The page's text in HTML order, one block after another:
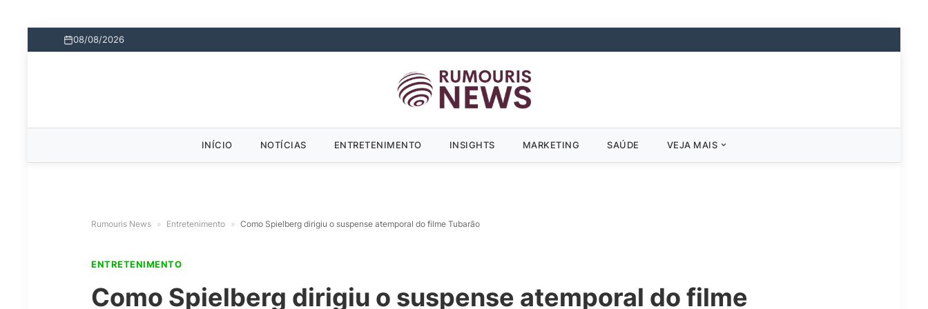
08/08/2026
INÍCIO NOTÍCIAS ENTRETENIMENTO INSIGHTS MARKETING SAÚDE VEJA MAIS
Rumouris News » Entretenimento » Como Spielberg dirigiu o suspense atemporal do filme Tubarão
ENTRETENIMENTO
Como Spielberg dirigiu o suspense atemporal do filme